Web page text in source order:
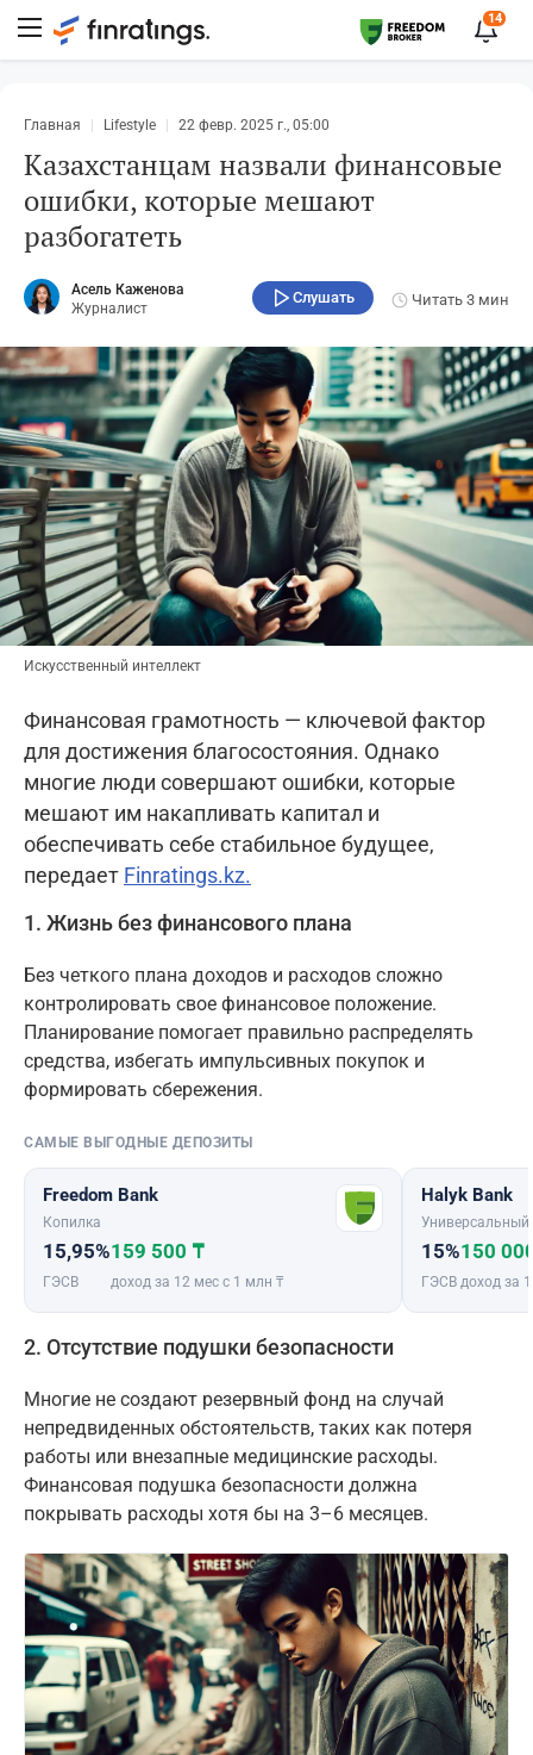
14
Главная Lifestyle 22 февр. 2025 г., 05:00
Казахстанцам назвали финансовые
ошибки, которые мешают
разбогатеть
Асель Каженова
Журналист
Слушать Читать 3 мин
Искусственный интеллект
Финансовая грамотность — ключевой фактор
для достижения благосостояния. Однако
многие люди совершают ошибки, которые
мешают им накапливать капитал и
обеспечивать себе стабильное будущее,
передает Finratings.kz.
1. Жизнь без финансового плана
Без четкого плана доходов и расходов сложно
контролировать свое финансовое положение.
Планирование помогает правильно распределять
средства, избегать импульсивных покупок и
формировать сбережения.
САМЫЕ ВЫГОДНЫЕ ДЕПОЗИТЫ
Freedom Bank
Копилка
15,95%
ГЭСВ
159 500 ₸
доход за 12 мес с 1 млн ₸
Halyk Bank
Универсальный
15%
ГЭСВ
150
доход за
2. Отсутствие подушки безопасности
Многие не создают резервный фонд на случай
непредвиденных обстоятельств, таких как потеря
работы или внезапные медицинские расходы.
Финансовая подушка безопасности должна
покрывать расходы хотя бы на 3–6 месяцев.